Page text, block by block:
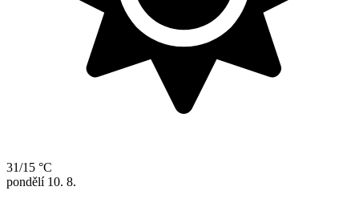
31/15 °C
pondělí 10. 8.